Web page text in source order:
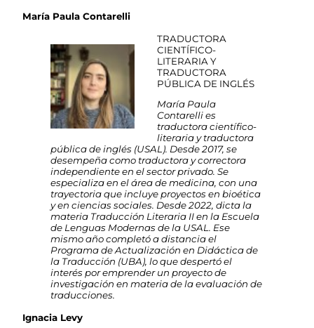
María Paula Contarelli
TRADUCTORA
CIENTÍFICO-
LITERARIA Y
TRADUCTORA
PÚBLICA DE INGLÉS
María Paula
Contarelli es
traductora científico-
literaria y traductora
pública de inglés (USAL). Desde 2017, se
desempeña como traductora y correctora
independiente en el sector privado. Se
especializa en el área de medicina, con una
trayectoria que incluye proyectos en bioética
y en ciencias sociales. Desde 2022, dicta la
materia Traducción Literaria II en la Escuela
de Lenguas Modernas de la USAL. Ese
mismo año completó a distancia el
Programa de Actualización en Didáctica de
la Traducción (UBA), lo que despertó el
interés por emprender un proyecto de
investigación en materia de la evaluación de
traducciones.
Ignacia Levy